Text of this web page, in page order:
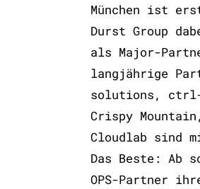
München ist
Durst Group
als Major-
langjährige
solutions,
Crispy
Cloudlab sind
Das Beste: Ab
OPS-Partner